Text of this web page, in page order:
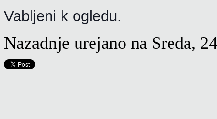
Vabljeni k ogledu.
Nazadnje urejano na Sreda,